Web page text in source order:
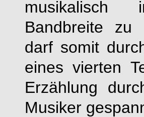
Bandbreite zu
darf somit
eines vierten
Erzählung
Musiker